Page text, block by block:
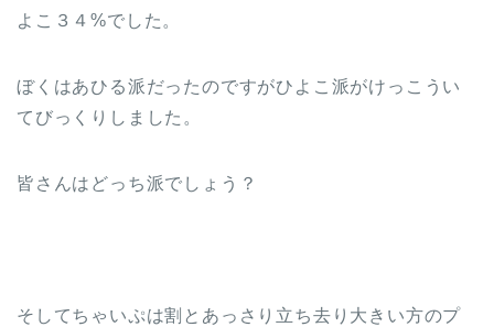
よこ３４%でした。
ぼくはあひる派だったのですがひよこ派がけっこうい
てびっくりしました。
皆さんはどっち派でしょう？
そしてちゃいぷは割とあっさり立ち去り大きい方のプ